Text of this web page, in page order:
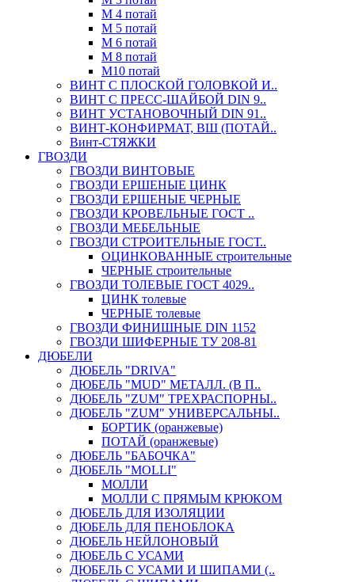
М 4 потай
М 5 потай
М 6 потай
М 8 потай
М10 потай
ВИНТ С ПЛОСКОЙ ГОЛОВКОЙ И..
ВИНТ С ПРЕСС-ШАЙБОЙ DIN 9..
ВИНТ УСТАНОВОЧНЫЙ DIN 91..
ВИНТ-КОНФИРМАТ, ВШ (ПОТАЙ..
Винт-СТЯЖКИ
ГВОЗДИ
ГВОЗДИ ВИНТОВЫЕ
ГВОЗДИ ЕРШЕНЫЕ ЦИНК
ГВОЗДИ ЕРШЕНЫЕ ЧЕРНЫЕ
ГВОЗДИ КРОВЕЛЬНЫЕ ГОСТ ..
ГВОЗДИ МЕБЕЛЬНЫЕ
ГВОЗДИ СТРОИТЕЛЬНЫЕ ГОСТ..
ОЦИНКОВАННЫЕ строительные
ЧЕРНЫЕ строительные
ГВОЗДИ ТОЛЕВЫЕ ГОСТ 4029..
ЦИНК толевые
ЧЕРНЫЕ толевые
ГВОЗДИ ФИНИШНЫЕ DIN 1152
ГВОЗДИ ШИФЕРНЫЕ ТУ 208-81
ДЮБЕЛИ
ДЮБЕЛЬ "DRIVA"
ДЮБЕЛЬ "MUD" МЕТАЛЛ. (В П..
ДЮБЕЛЬ "ZUM" ТРЕХРАСПОРНЫ..
ДЮБЕЛЬ "ZUM" УНИВЕРСАЛЬНЫ..
БОРТИК (оранжевые)
ПОТАЙ (оранжевые)
ДЮБЕЛЬ "БАБОЧКА"
ДЮБЕЛЬ "МOLLI"
МОЛЛИ
МОЛЛИ С ПРЯМЫМ КРЮКОМ
ДЮБЕЛЬ ДЛЯ ИЗОЛЯЦИИ
ДЮБЕЛЬ ДЛЯ ПЕНОБЛОКА
ДЮБЕЛЬ НЕЙЛОНОВЫЙ
ДЮБЕЛЬ С УСАМИ
ДЮБЕЛЬ С УСАМИ И ШИПАМИ (..